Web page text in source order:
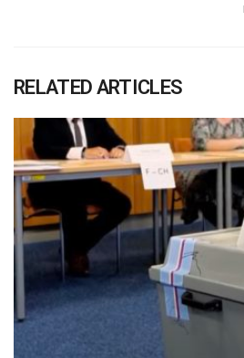
RELATED ARTICLES